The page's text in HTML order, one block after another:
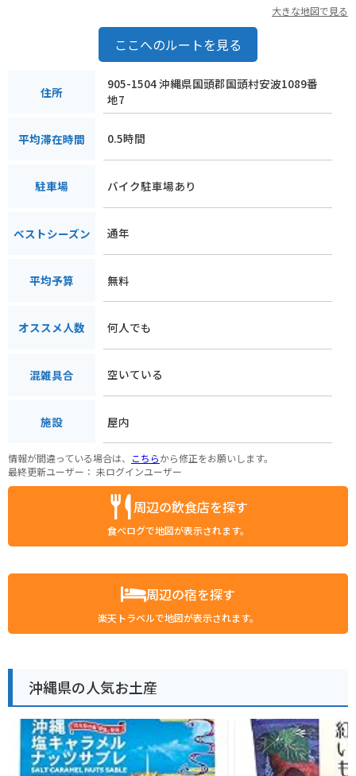
大きな地図で見る
ここへのルートを見る
住所
905-1504 沖縄県国頭郡国頭村安波1089番
地7
平均滞在時間 0.5時間
駐車場 バイク駐車場あり
ベストシーズン 通年
平均予算 無料
オススメ人数 何人でも
混雑具合 空いている
施設 屋内
情報が間違っている場合は、 こちらから修正をお願いします。
最終更新ユーザー： 未ログインユーザー
周辺の飲食店を探す
食べログで地図が表示されます。
周辺の宿を探す
楽天トラベルで地図が表示されます。
沖縄県の人気お土産